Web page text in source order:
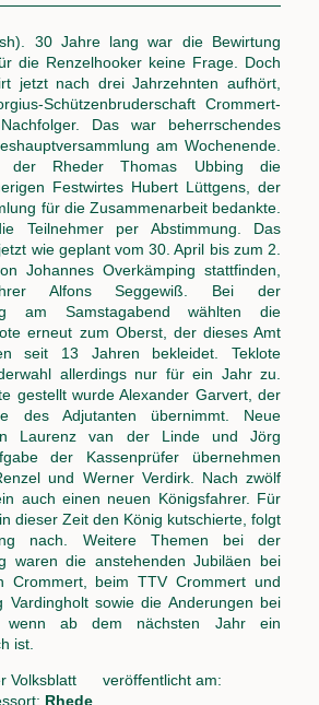
30 Jahre lang war die Bewirtung
die Renzelhooker keine Frage. Doch
jetzt nach drei Jahrzehnten aufhört,
Schützenbruderschaft Crommert-
Das war beherrschendes
am Wochenende.
der Rheder Thomas Ubbing die
Festwirtes Hubert Lüttgens, der
für die Zusammenarbeit bedankte.
Teilnehmer per Abstimmung. Das
wie geplant vom 30. April bis zum 2.
Johannes Overkämping stattfinden,
Alfons Seggewiß. Bei der
am Samstagabend wählten die
erneut zum Oberst, der dieses Amt
seit 13 Jahren bekleidet. Teklote
allerdings nur für ein Jahr zu.
gestellt wurde Alexander Garvert, der
des Adjutanten übernimmt. Neue
Laurenz van der Linde und Jörg
der Kassenprüfer übernehmen
und Werner Verdirk. Nach zwölf
auch einen neuen Königsfahrer. Für
dieser Zeit den König kutschierte, folgt
nach. Weitere Themen bei der
waren die anstehenden Jubiläen bei
Crommert, beim TTV Crommert und
Vardingholt sowie die Anderungen bei
wenn ab dem nächsten Jahr ein
ist.
Volksblatt veröffentlicht am:
Rhede